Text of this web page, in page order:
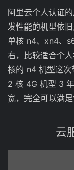
阿里云个人认证
发性能的机型依
单核 n4、xn4、
右，比较适合个
核的 n4 机型这次
2 核 4G 机型 3
宽，完全可以满
云